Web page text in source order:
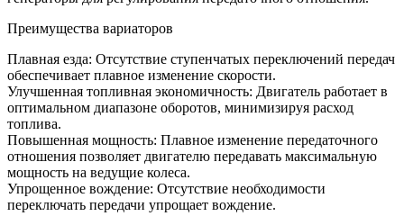
Преимущества вариаторов
Плавная езда: Отсутствие ступенчатых переключений передач
обеспечивает плавное изменение скорости.
Улучшенная топливная экономичность: Двигатель работает в
оптимальном диапазоне оборотов, минимизируя расход
топлива.
Повышенная мощность: Плавное изменение передаточного
отношения позволяет двигателю передавать максимальную
мощность на ведущие колеса.
Упрощенное вождение: Отсутствие необходимости
переключать передачи упрощает вождение.